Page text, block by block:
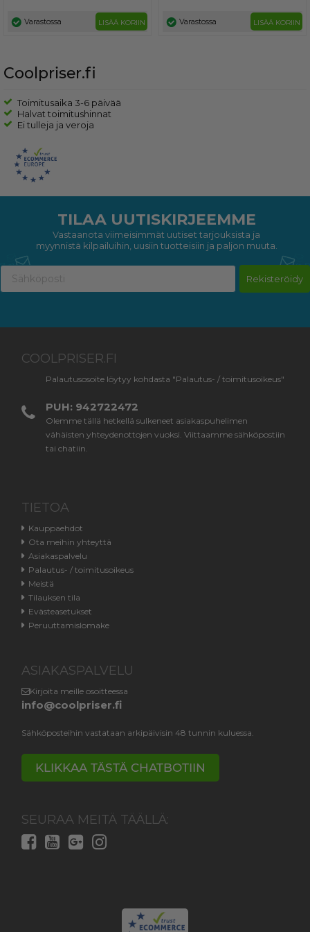
Varastossa LISÄÄ KORIIN Varastossa LISÄÄ KORIIN
Coolpriser.fi
Toimitusaika 3-6 päivää
Halvat toimitushinnat
Ei tulleja ja veroja
TILAA UUTISKIRJEEMME
Vastaanota viimeisimmät uutiset tarjouksista ja
myynnistä kilpailuihin, uusiin tuotteisiin ja paljon muuta.
Rekisteröidy
COOLPRISER.FI
Palautusosoite löytyy kohdasta "Palautus- / toimitusoikeus"
PUH: 942722472
Olemme tällä hetkellä sulkeneet asiakaspuhelimen
vähäisten yhteydenottojen vuoksi. Viittaamme sähköpostiin
tai chatiin.
TIETOA
Kauppaehdot
Ota meihin yhteyttä
Asiakaspalvelu
Palautus- / toimitusoikeus
Meistä
Tilauksen tila
Evästeasetukset
Peruuttamislomake
ASIAKASPALVELU
Kirjoita meille osoitteessa
info@coolpriser.fi
Sähköposteihin vastataan arkipäivisin 48 tunnin kuluessa.
KLIKKAA TÄSTÄ CHATBOTIIN
SEURAA MEITÄ TÄÄLLÄ: